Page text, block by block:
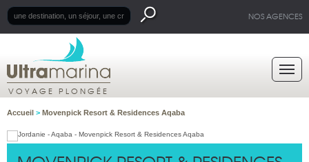
NOS AGENCES
VOYAGE PLONGÉE
Accueil > Movenpick Resort & Residences Aqaba